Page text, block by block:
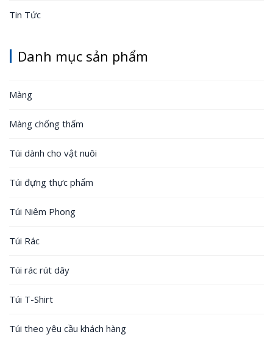
Tin Tức
Danh mục sản phẩm
Màng
Màng chống thấm
Túi dành cho vật nuôi
Túi đựng thực phẩm
Túi Niêm Phong
Túi Rác
Túi rác rút dây
Túi T-Shirt
Túi theo yêu cầu khách hàng